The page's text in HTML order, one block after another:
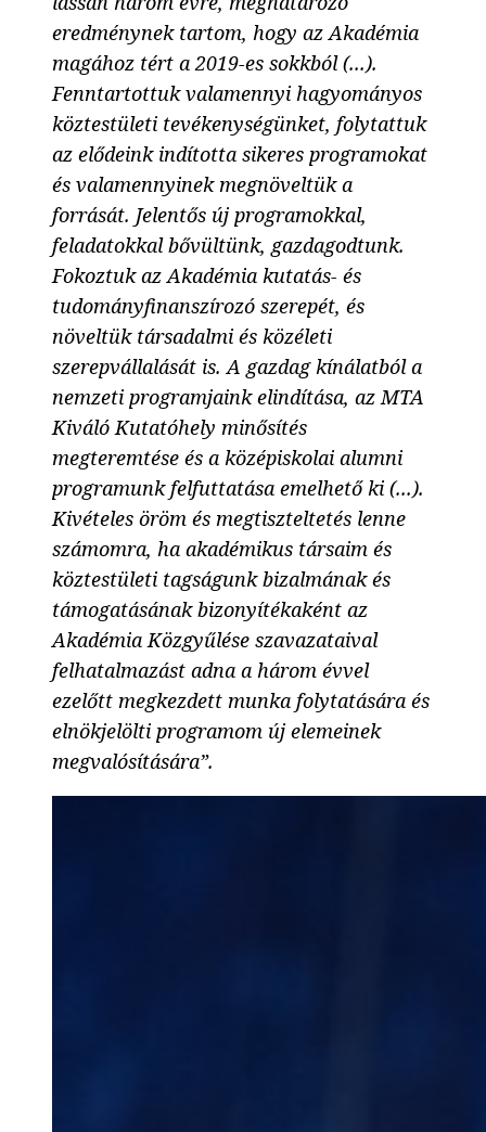
eredménynek tartom, hogy az Akadémia
magához tért a 2019-es sokkból (...).
Fenntartottuk valamennyi hagyományos
köztestületi tevékenységünket, folytattuk
az elődeink indította sikeres programokat
és valamennyinek megnöveltük a
forrását. Jelentős új programokkal,
feladatokkal bővültünk, gazdagodtunk.
Fokoztuk az Akadémia kutatás- és
tudományfinanszírozó szerepét, és
növeltük társadalmi és közéleti
szerepvállalását is. A gazdag kínálatból a
nemzeti programjaink elindítása, az MTA
Kiváló Kutatóhely minősítés
megteremtése és a középiskolai alumni
programunk felfuttatása emelhető ki (...).
Kivételes öröm és megtiszteltetés lenne
számomra, ha akadémikus társaim és
köztestületi tagságunk bizalmának és
támogatásának bizonyítékaként az
Akadémia Közgyűlése szavazataival
felhatalmazást adna a három évvel
ezelőtt megkezdett munka folytatására és
elnökjelölti programom új elemeinek
megvalósítására”.